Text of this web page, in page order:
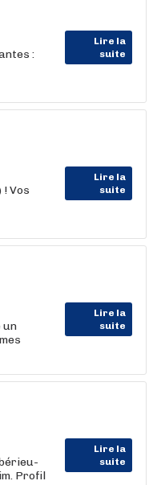
Lire la
suite
:
Lire la
suite
! Vos
Lire la
suite
un
Lire la
suite
Profil